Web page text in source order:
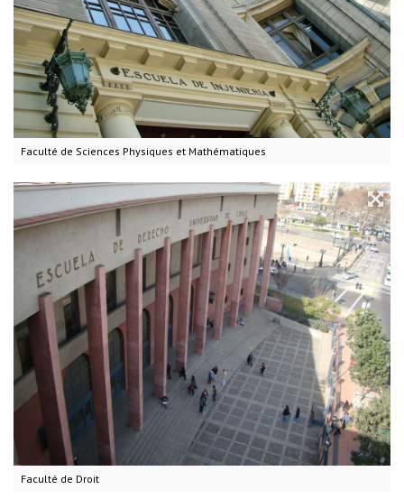
Faculté de Sciences Physiques et Mathématiques
Faculté de Droit